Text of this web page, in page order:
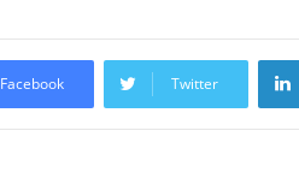
Facebook Twitter